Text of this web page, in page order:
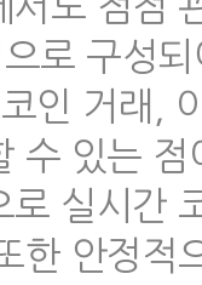
로 구성
인 거래,
수 있는
로 실시간
한 안정적